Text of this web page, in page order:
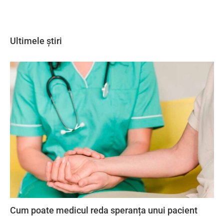
Ultimele știri
Cum poate medicul reda speranța unui pacient